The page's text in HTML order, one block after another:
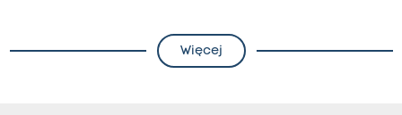
Więcej